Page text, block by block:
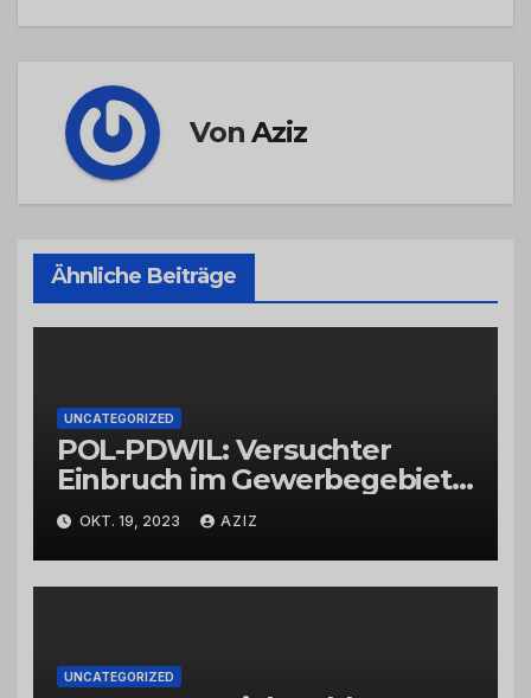
VonAziz
Ähnliche Beiträge
UNCATEGORIZED
POL-PDWIL: Versuchter
Einbruch im Gewerbegebiet
Wittlich
OKT. 19, 2023 AZIZ
UNCATEGORIZED